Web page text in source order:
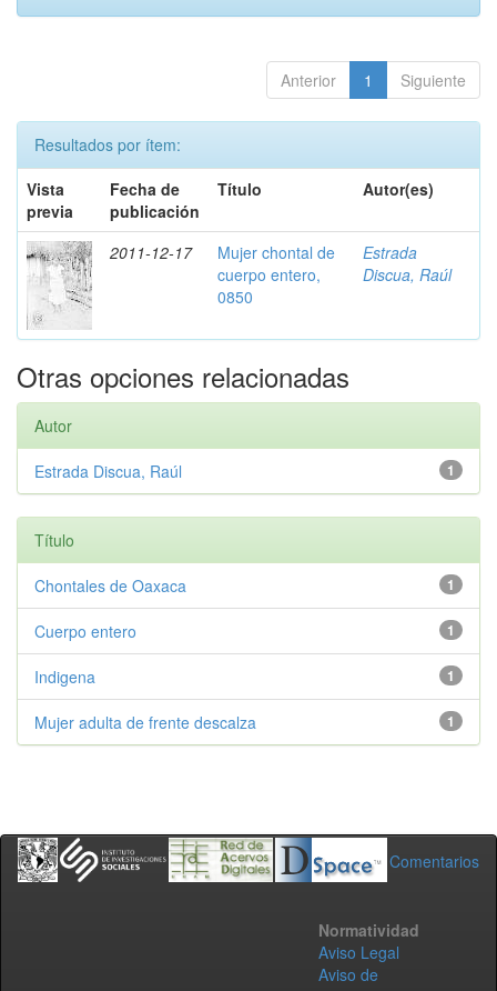
Anterior 1 Siguiente
Resultados por ítem:
Vista
previa
Fecha de
publicación
Título Autor(es)
2011-12-17
Mujer chontal de
cuerpo entero,
0850
Estrada
Discua, Raúl
Otras opciones relacionadas
Autor
1
Estrada Discua, Raúl
Título
1
Chontales de Oaxaca
1
Cuerpo entero
1
Indigena
1
Mujer adulta de frente descalza
Comentarios
Normatividad
Aviso Legal
Aviso de